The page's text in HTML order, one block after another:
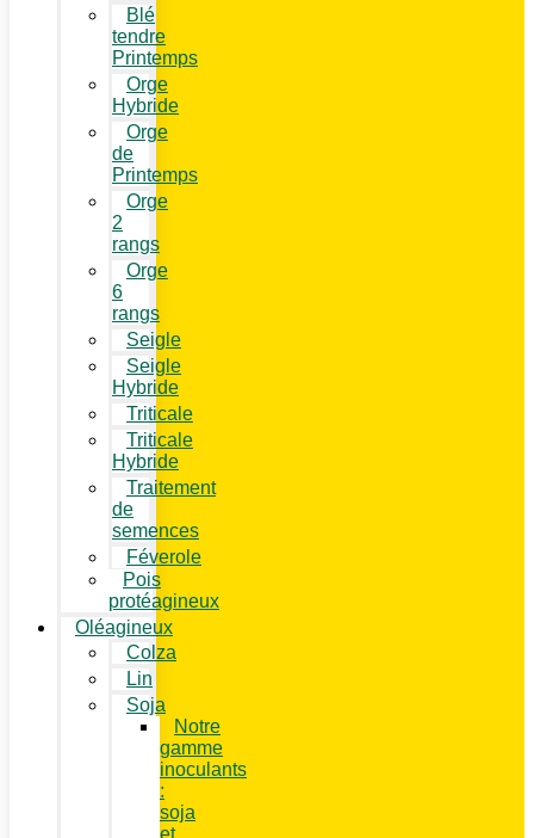
Blé
tendre
Printemps
Orge
Hybride
Orge
de
Printemps
Orge
2
rangs
Orge
6
rangs
Seigle
Seigle
Hybride
Triticale
Triticale
Hybride
Traitement
de
semences
Féverole
Pois
protéagineux
Oléagineux
Colza
Lin
Soja
Notre
gamme
inoculants
:
soja
et